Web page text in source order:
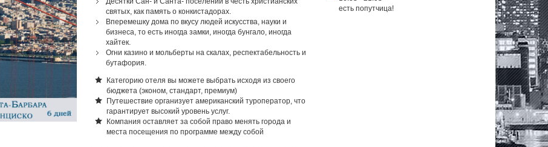
святых, как память о конкистадорах.
Вперемешку дома по вкусу людей искусства, науки и
бизнеса, то есть иногда замки, иногда бунгало, иногда
хайтек.
Огни казино и мольберты на скалах, респектабельность и
бутафория.
Категорию отеля вы можете выбрать исходя из своего
бюджета (эконом, стандарт, премиум)
Путешествие организует американский туроператор, что
гарантирует высокий уровень услуг.
Компания оставляет за собой право менять города и
места посещения по программе между собой
есть попутчица!